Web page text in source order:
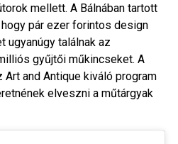
mellett. A Bálnában tartott
pár ezer forintos design
ugyanúgy találnak az
gyűjtői műkincseket. A
and Antique kiváló program
elveszni a műtárgyak